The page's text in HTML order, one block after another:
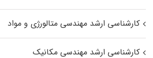
کارشناسی ارشد مهندسی متالورژی و مواد
کارشناسی ارشد مهندسی مکانیک